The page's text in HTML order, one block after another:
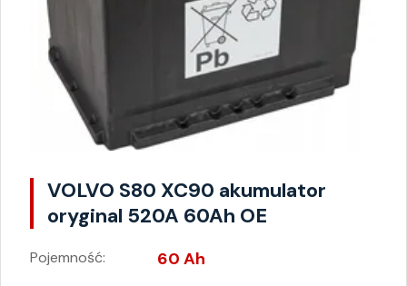
VOLVO S80 XC90 akumulator
oryginal 520A 60Ah OE
Pojemność: 60 Ah